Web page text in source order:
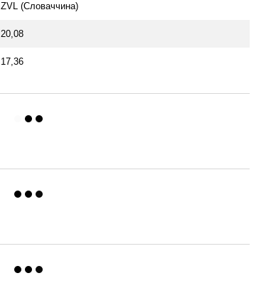
ZVL (Словаччина)
20,08
17,36